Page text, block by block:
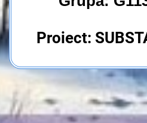
Proiect: